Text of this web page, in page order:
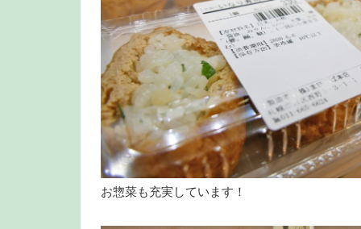
お惣菜も充実しています！